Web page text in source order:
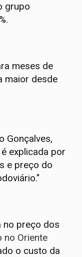
grupo
meses de
maior desde
Gonçalves,
explicada por
e preço do
no preço dos
no Oriente
o custo da